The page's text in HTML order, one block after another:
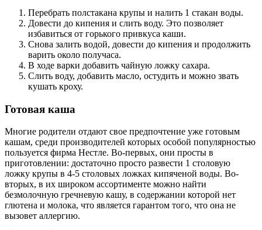
Перебрать полстакана крупы и налить 1 стакан воды.
Довести до кипения и слить воду. Это позволяет
избавиться от горького привкуса каши.
Снова залить водой, довести до кипения и продолжить
варить около получаса.
В ходе варки добавить чайную ложку сахара.
Слить воду, добавить масло, остудить и можно звать
кушать кроху.
Готовая каша
Многие родители отдают свое предпочтение уже готовым
кашам, среди производителей которых особой популярностью
пользуется фирма Нестле. Во-первых, они просты в
приготовлении: достаточно просто развести 1 столовую
ложку крупы в 4-5 столовых ложках кипяченой воды. Во-
вторых, в их широком ассортименте можно найти
безмолочную гречневую кашу, в содержании которой нет
глютена и молока, что является гарантом того, что она не
вызовет аллергию.